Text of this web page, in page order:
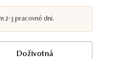
2-3 pracovné dni.
Doživotná